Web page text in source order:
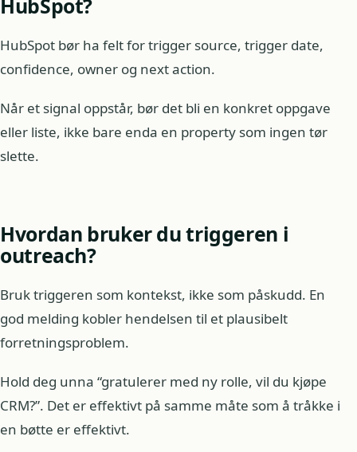
HubSpot bør ha felt for trigger source, trigger date,
confidence, owner og next action.
Når et signal oppstår, bør det bli en konkret oppgave
eller liste, ikke bare enda en property som ingen tør
slette.
Hvordan bruker du triggeren i
outreach?
Bruk triggeren som kontekst, ikke som påskudd. En
god melding kobler hendelsen til et plausibelt
forretningsproblem.
Hold deg unna “gratulerer med ny rolle, vil du kjøpe
CRM?”. Det er effektivt på samme måte som å tråkke i
en bøtte er effektivt.